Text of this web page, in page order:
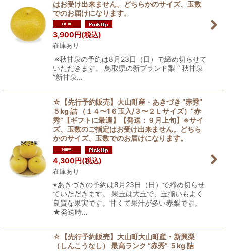
はお受け出来ません。どちらかのサイズ、玉数
でのお届けになります。
3,900円(税込)
在庫あり
※秋甘泉の予約は8月23日（日）で締め切らせて
いただきます。 鳥取県の新ブランド梨 “ 秋甘泉
”新甘泉…
☆【先行予約販売】大山町産・あきづき “赤秀”
５kg 詰 （１４〜1６玉入/３〜２Ｌサイズ）“赤
秀”【ギフトに最適】【発送：９月上旬】※サイ
ズ、玉数のご指定はお受け出来ません。どちら
かのサイズ、玉数でのお届けになります。
4,300円(税込)
在庫あり
※あきづきの予約は8月23日（日）で締め切らせ
ていただきます。 果玉は大玉で、玉揃いもよく
良質な果実です。甘くて果汁が多い赤梨です。
★発送時…
☆【先行予約販売】大山町大山町産・新興梨
（しんこうなし） 最高ランク “赤秀” ５kg 詰